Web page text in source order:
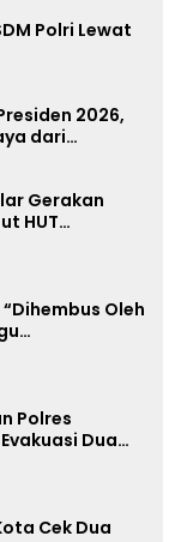
Polri Lewat
2026,
dari
Gerakan
HUT
Oleh
Polres
Dua
Cek Dua